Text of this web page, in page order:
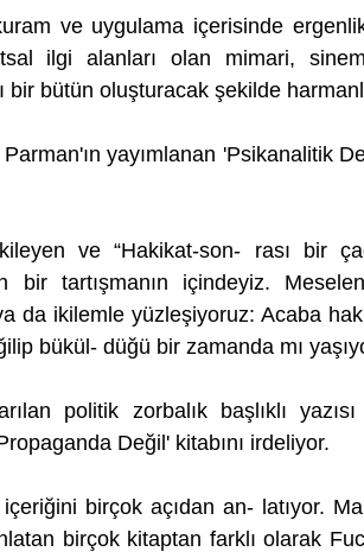
ve uygulama içerisinde
ilgi alanları olan mimari,
bir bütün oluşturacak şekilde
Parman'ın yayımlanan 'Psikanalitik
ve “Hakikat-son- rası bir
bir tartışmanın içindeyiz.
da ikilemle yüzleşiyoruz: Acaba
bükül- düğü bir zamanda mı
politik zorbalık başlıklı
Değil' kitabını irdeliyor.
birçok açıdan an- latıyor.
birçok kitaptan farklı olarak